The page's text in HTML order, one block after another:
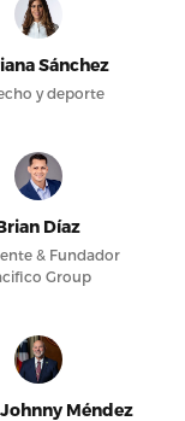
Sánchez
y deporte
Díaz
& Fundador
Group
Méndez